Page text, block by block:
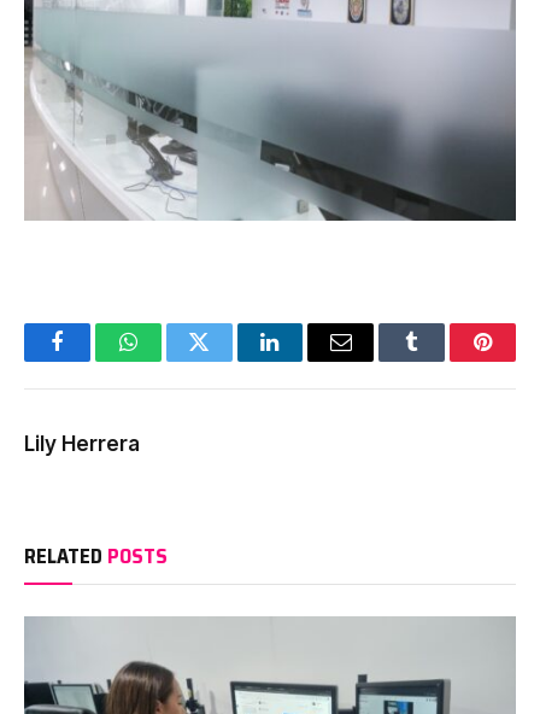
FacebookWhatsAppTwitter LinkedInEmail Tumblr
Lily Herrera
RELATED POSTS